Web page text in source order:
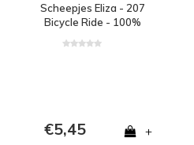
Scheepjes Eliza - 207
Bicycle Ride - 100%
€5,45 +